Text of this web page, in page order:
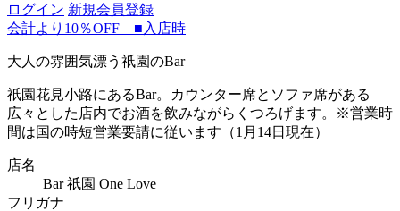
ログイン 新規会員登録
会計より10％OFF ■入店時
大人の雰囲気漂う祇園のBar
祇園花見小路にあるBar。カウンター席とソファ席がある
広々とした店内でお酒を飲みながらくつろげます。※営業時
間は国の時短営業要請に従います（1月14日現在）
店名
Bar 祇園 One Love
フリガナ